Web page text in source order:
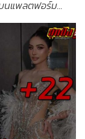
นแพลตฟอร์ม...